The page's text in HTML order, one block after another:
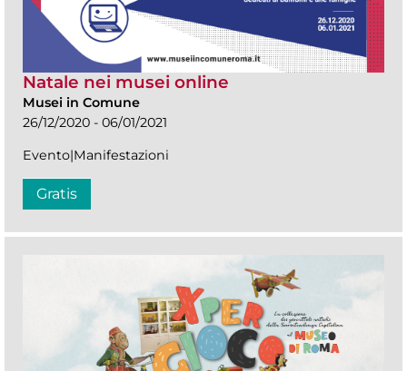
Natale nei musei online
Musei in Comune
26/12/2020 - 06/01/2021
Evento|Manifestazioni
Gratis